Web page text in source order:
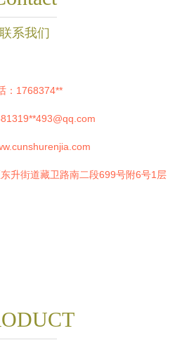
联系我们
：1768374**
493@qq.com
升街道藏卫路南二段699号附6号1层